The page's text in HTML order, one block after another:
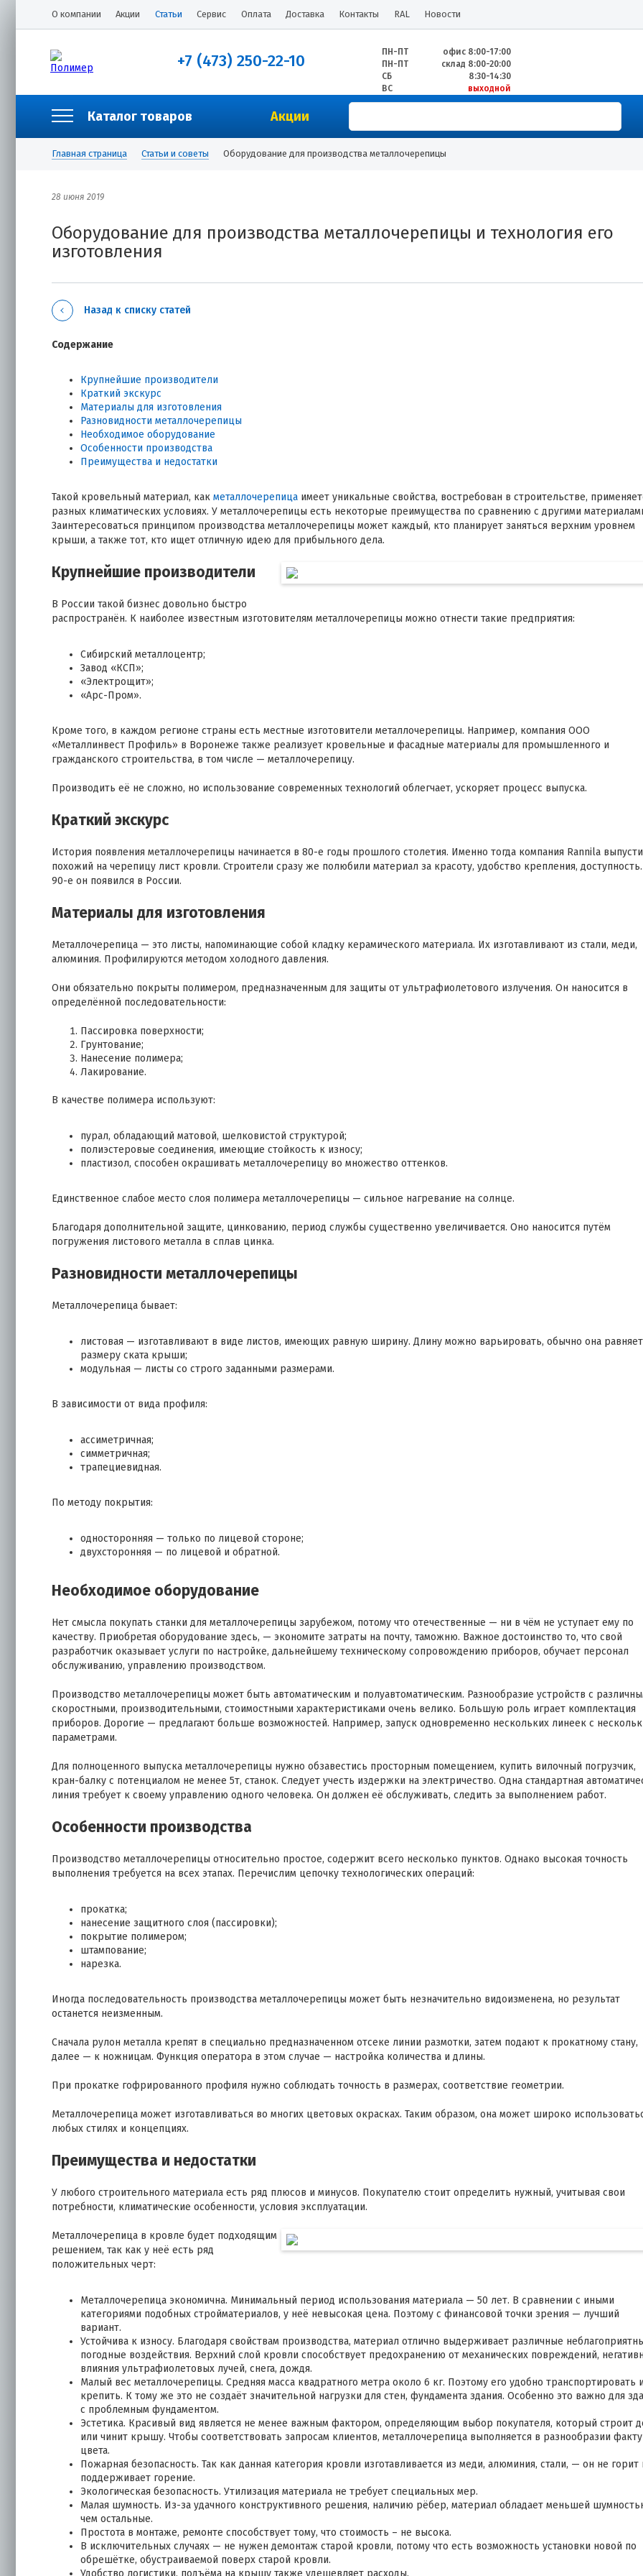
О компании Акции Статьи Сервис Оплата Доставка Контакты RAL Новости
+7 (473) 250-22-10 ПН-ПТ
офис 8:00-17:00
ПН-ПТ
склад 8:00-20:00
СБ
8:30-14:30
ВС
выходной
Каталог товаров Акции
Главная страница Статьи и советы Оборудование для производства металлочерепицы
28 июня 2019
Оборудование для производства металлочерепицы и технология его
изготовления
Назад к списку статей
Содержание
Крупнейшие производители
Краткий экскурс
Материалы для изготовления
Разновидности металлочерепицы
Необходимое оборудование
Особенности производства
Преимущества и недостатки
Такой кровельный материал, как металлочерепица имеет уникальные свойства, востребован в строительстве,
разных климатических условиях. У металлочерепицы есть некоторые преимущества по сравнению с другими
Заинтересоваться принципом производства металлочерепицы может каждый, кто планирует заняться верхним уровнем
крыши, а также тот, кто ищет отличную идею для прибыльного дела.
Крупнейшие производители
В России такой бизнес довольно быстро
распространён. К наиболее известным изготовителям металлочерепицы можно отнести такие предприятия:
Сибирский металлоцентр;
Завод «КСП»;
«Электрощит»;
«Арс-Пром».
Кроме того, в каждом регионе страны есть местные изготовители металлочерепицы. Например, компания ООО
«Металлинвест Профиль» в Воронеже также реализует кровельные и фасадные материалы для промышленного и
гражданского строительства, в том числе — металлочерепицу.
Производить её не сложно, но использование современных технологий облегчает, ускоряет процесс выпуска.
Краткий экскурс
История появления металлочерепицы начинается в 80-е годы прошлого столетия. Именно тогда компания Rannila
похожий на черепицу лист кровли. Строители сразу же полюбили материал за красоту, удобство крепления,
90-е он появился в России.
Материалы для изготовления
Металлочерепица — это листы, напоминающие собой кладку керамического материала. Их изготавливают из стали, меди,
алюминия. Профилируются методом холодного давления.
Они обязательно покрыты полимером, предназначенным для защиты от ультрафиолетового излучения. Он наносится в
определённой последовательности:
Пассировка поверхности;
Грунтование;
Нанесение полимера;
Лакирование.
В качестве полимера используют:
пурал, обладающий матовой, шелковистой структурой;
полиэстеровые соединения, имеющие стойкость к износу;
пластизол, способен окрашивать металлочерепицу во множество оттенков.
Единственное слабое место слоя полимера металлочерепицы — сильное нагревание на солнце.
Благодаря дополнительной защите, цинкованию, период службы существенно увеличивается. Оно наносится путём
погружения листового металла в сплав цинка.
Разновидности металлочерепицы
Металлочерепица бывает:
листовая — изготавливают в виде листов, имеющих равную ширину. Длину можно варьировать, обычно она
размеру ската крыши;
модульная — листы со строго заданными размерами.
В зависимости от вида профиля:
ассиметричная;
симметричная;
трапециевидная.
По методу покрытия:
односторонняя — только по лицевой стороне;
двухсторонняя — по лицевой и обратной.
Необходимое оборудование
Нет смысла покупать станки для металлочерепицы зарубежом, потому что отечественные — ни в чём не уступает ему по
качеству. Приобретая оборудование здесь, — экономите затраты на почту, таможню. Важное достоинство то, что свой
разработчик оказывает услуги по настройке, дальнейшему техническому сопровождению приборов, обучает персонал
обслуживанию, управлению производством.
Производство металлочерепицы может быть автоматическим и полуавтоматическим. Разнообразие устройств с
скоростными, производительными, стоимостными характеристиками очень велико. Большую роль играет комплектация
приборов. Дорогие — предлагают больше возможностей. Например, запуск одновременно нескольких линеек с
параметрами.
Для полноценного выпуска металлочерепицы нужно обзавестись просторным помещением, купить вилочный погрузчик,
кран-балку с потенциалом не менее 5т, станок. Следует учесть издержки на электричество. Одна стандартная
линия требует к своему управлению одного человека. Он должен её обслуживать, следить за выполнением работ.
Особенности производства
Производство металлочерепицы относительно простое, содержит всего несколько пунктов. Однако высокая точность
выполнения требуется на всех этапах. Перечислим цепочку технологических операций:
прокатка;
нанесение защитного слоя (пассировки);
покрытие полимером;
штампование;
нарезка.
Иногда последовательность производства металлочерепицы может быть незначительно видоизменена, но результат
останется неизменным.
Сначала рулон металла крепят в специально предназначенном отсеке линии размотки, затем подают к прокатному стану,
далее — к ножницам. Функция оператора в этом случае — настройка количества и длины.
При прокатке гофрированного профиля нужно соблюдать точность в размерах, соответствие геометрии.
Металлочерепица может изготавливаться во многих цветовых окрасках. Таким образом, она может широко
любых стилях и концепциях.
Преимущества и недостатки
У любого строительного материала есть ряд плюсов и минусов. Покупателю стоит определить нужный, учитывая свои
потребности, климатические особенности, условия эксплуатации.
Металлочерепица в кровле будет подходящим
решением, так как у неё есть ряд
положительных черт:
Металлочерепица экономична. Минимальный период использования материала — 50 лет. В сравнении с иными
категориями подобных стройматериалов, у неё невысокая цена. Поэтому с финансовой точки зрения — лучший
вариант.
Устойчива к износу. Благодаря свойствам производства, материал отлично выдерживает различные
погодные воздействия. Верхний слой кровли способствует предохранению от механических повреждений,
влияния ультрафиолетовых лучей, снега, дождя.
Малый вес металлочерепицы. Средняя масса квадратного метра около 6 кг. Поэтому его удобно транспортировать
крепить. К тому же это не создаёт значительной нагрузки для стен, фундамента здания. Особенно это важно для
с проблемным фундаментом.
Эстетика. Красивый вид является не менее важным фактором, определяющим выбор покупателя, который строит
или чинит крышу. Чтобы соответствовать запросам клиентов, металлочерепица выполняется в разнообразии
цвета.
Пожарная безопасность. Так как данная категория кровли изготавливается из меди, алюминия, стали, — он не горит
поддерживает горение.
Экологическая безопасность. Утилизация материала не требует специальных мер.
Малая шумность. Из-за удачного конструктивного решения, наличию рёбер, материал обладает меньшей
чем остальные.
Простота в монтаже, ремонте способствует тому, что стоимость – не высока.
В исключительных случаях — не нужен демонтаж старой кровли, потому что есть возможность установки новой по
обрешётке, обустраиваемой поверх старой кровли.
Удобство логистики, подъёма на крышу также удешевляет расходы.